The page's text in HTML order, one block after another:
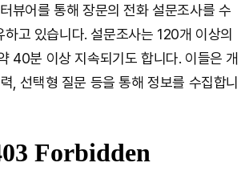
뷰어를 통해 장문의 전화 설문조사를 수
고 있습니다. 설문조사는 120개 이상의
40분 이상 지속되기도 합니다. 이들은 개
, 선택형 질문 등을 통해 정보를 수집합니